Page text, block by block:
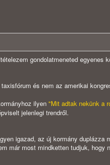
gondolatmeneted egyenes
és nem az amerikai
ilyen "Mit adtak nekünk a
jelenlegi trendről.
igazad, az új kormány duplázza
már most mindketten tudjuk, hogy